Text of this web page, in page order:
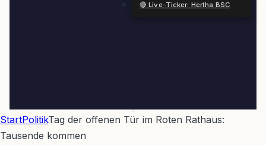
🔴 Live-Ticker: Hertha BSC
StartPolitikTag der offenen Tür im Roten Rathaus:
Tausende kommen